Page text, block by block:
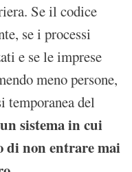
Se il codice
se i processi
e se le imprese
meno persone,
temporanea del
sistema in cui
di non entrare mai